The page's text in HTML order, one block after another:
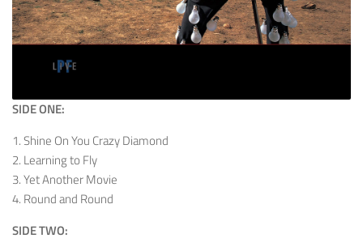
SIDE ONE:
1. Shine On You Crazy Diamond
2. Learning to Fly
3. Yet Another Movie
4. Round and Round
SIDE TWO: